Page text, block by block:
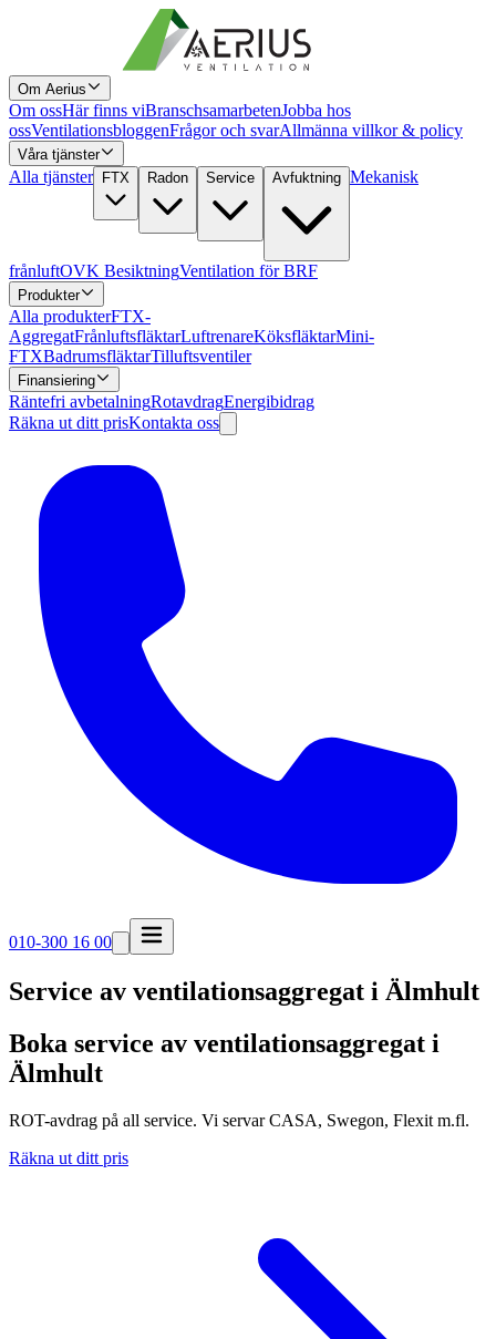
Om Aerius
Om ossHär finns viBranschsamarbetenJobba hos
ossVentilationsbloggenFrågor och svarAllmänna villkor & policy
Våra tjänster
Alla tjänster FTX Radon Service Avfuktning Mekanisk
frånluftOVK BesiktningVentilation för BRF
Produkter
Alla produkterFTX-
AggregatFrånluftsfläktarLuftrenareKöksfläktarMini-
FTXBadrumsfläktarTilluftsventiler
Finansiering
Räntefri avbetalningRotavdragEnergibidrag
Räkna ut ditt prisKontakta oss
010-300 16 00
Service av ventilationsaggregat i Älmhult
Boka service av ventilationsaggregat i
Älmhult
ROT-avdrag på all service. Vi servar CASA, Swegon, Flexit m.fl.
Räkna ut ditt pris